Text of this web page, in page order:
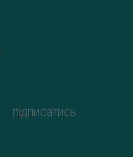
підписатись